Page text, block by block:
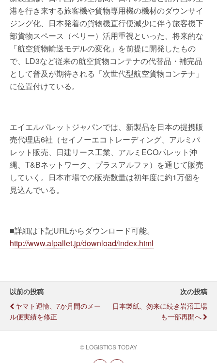
港を行き来する旅客機や貨物専用機の機材のダウンサイ
ジング化、日本発着の貨物機直行便減少に伴う旅客機下
部貨物スペース（ベリー）活用重視といった、将来的な
「航空貨物輸送モデルの変化」を前提に開発したもの
で、LD3など従来の航空貨物コンテナの代替品・補完品
として普及が期待される「次世代型航空貨物コンテナ」
に位置付けている。
エイエルパレットジャパンでは、新製品を日本の提携販
売代理店6社（セイノーエコトレーディング、アルミパ
レット販売、日建リース工業、アルミECOパレット沖
縄、T&Bネットワーク、プラスアルファ）を通じて販売
していく。日本市場での販売数量は初年度に約1万個を
見込んでいる。
■詳細は下記URLからダウンロード可能。
http://www.alpallet.jp/download/index.html
以前の投稿
ヤマト運輸、7か月間のメー
ル便実績を修正
次の投稿
日本製紙、勿来に続き岩沼工場
も一部再開へ
© LOGISTICS TODAY